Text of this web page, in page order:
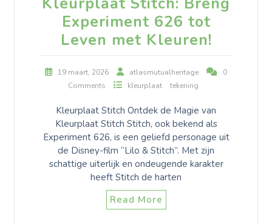
Experiment 626 tot
Leven met Kleuren!
19 maart, 2026 atlasmutualheritage
0
Comments
kleurplaat tekening
Kleurplaat Stitch Ontdek de Magie van
Kleurplaat Stitch Stitch, ook bekend als
Experiment 626, is een geliefd personage uit
de Disney-film “Lilo & Stitch”. Met zijn
schattige uiterlijk en ondeugende karakter
heeft Stitch de harten
Read More